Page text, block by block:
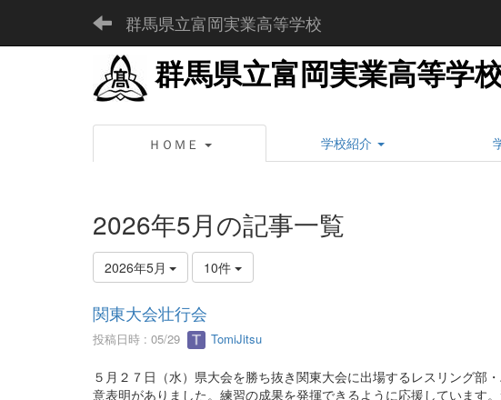
群馬県立富岡実業高等学校
群馬県立富岡実業高等学
ＨＯＭＥ 学校紹介
2026年5月の記事一覧
2026年5月 10件
関東大会壮行会
投稿日時 : 05/29 TomiJitsu
５月２７日（水）県大会を勝ち抜き関東大会に出場するレスリング部
意表明がありました。練習の成果を発揮できるように応援しています。